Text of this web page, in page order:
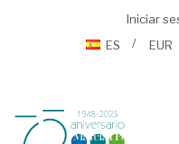
Iniciar
ES
EUR